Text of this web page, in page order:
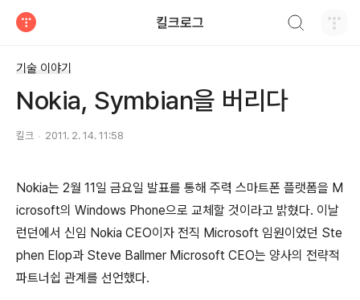
킬크로그
기술 이야기
Nokia, Symbian을 버리다
킬크 2011. 2. 14. 11:58
Nokia는 2월 11일 금요일 발표를 통해 주력 스마트폰 플랫폼을 M
icrosoft의 Windows Phone으로 교체할 것이라고 밝혔다. 이날
런던에서 신임 Nokia CEO이자 전직 Microsoft 임원이었던 Ste
phen Elop과 Steve Ballmer Microsoft CEO는 양사의 전략적
파트너쉽 관계를 선언했다.